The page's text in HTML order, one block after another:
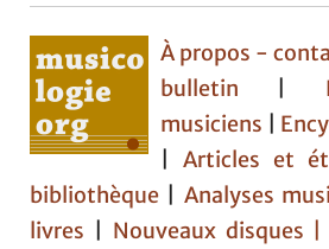
À propos -
bulletin
musiciens
|Articles et
bibliothèque
Analyses
livres
Nouveaux disques